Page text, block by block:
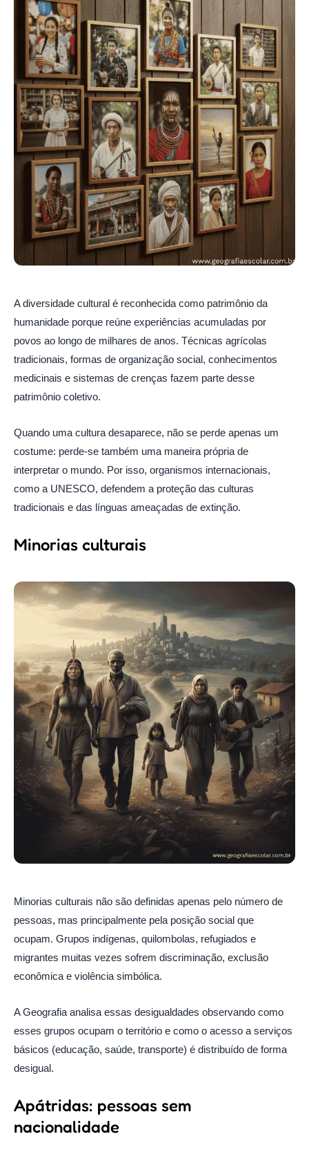
A diversidade cultural é reconhecida como patrimônio da
humanidade porque reúne experiências acumuladas por
povos ao longo de milhares de anos. Técnicas agrícolas
tradicionais, formas de organização social, conhecimentos
medicinais e sistemas de crenças fazem parte desse
patrimônio coletivo.
Quando uma cultura desaparece, não se perde apenas um
costume: perde-se também uma maneira própria de
interpretar o mundo. Por isso, organismos internacionais,
como a UNESCO, defendem a proteção das culturas
tradicionais e das línguas ameaçadas de extinção.
Minorias culturais
Minorias culturais não são definidas apenas pelo número de
pessoas, mas principalmente pela posição social que
ocupam. Grupos indígenas, quilombolas, refugiados e
migrantes muitas vezes sofrem discriminação, exclusão
econômica e violência simbólica.
A Geografia analisa essas desigualdades observando como
esses grupos ocupam o território e como o acesso a serviços
básicos (educação, saúde, transporte) é distribuído de forma
desigual.
Apátridas: pessoas sem
nacionalidade